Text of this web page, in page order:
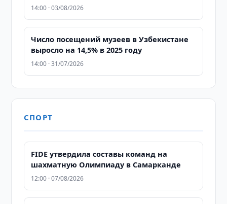
14:00 · 03/08/2026
Число посещений музеев в Узбекистане
выросло на 14,5% в 2025 году
14:00 · 31/07/2026
СПОРТ
FIDE утвердила составы команд на
шахматную Олимпиаду в Самарканде
12:00 · 07/08/2026